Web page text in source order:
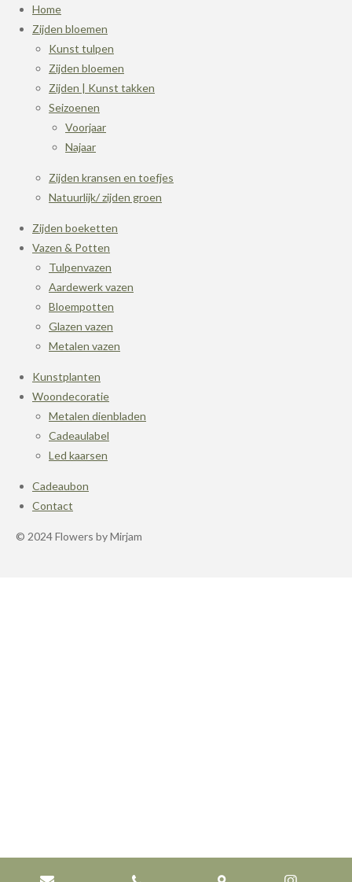
Home
Zijden bloemen
Kunst tulpen
Zijden bloemen
Zijden | Kunst takken
Seizoenen
Voorjaar
Najaar
Zijden kransen en toefjes
Natuurlijk/ zijden groen
Zijden boeketten
Vazen & Potten
Tulpenvazen
Aardewerk vazen
Bloempotten
Glazen vazen
Metalen vazen
Kunstplanten
Woondecoratie
Metalen dienbladen
Cadeaulabel
Led kaarsen
Cadeaubon
Contact
© 2024 Flowers by Mirjam